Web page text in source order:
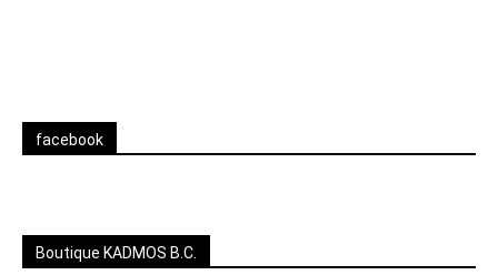
facebook
Boutique KADMOS B.C.